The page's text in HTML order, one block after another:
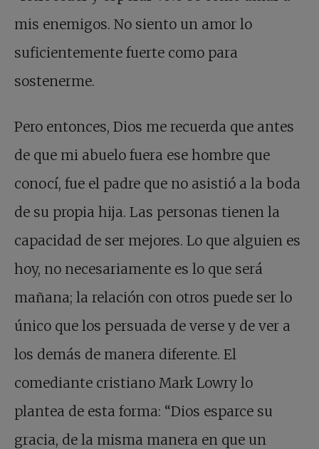
mis enemigos. No siento un amor lo
suficientemente fuerte como para
sostenerme.
Pero entonces, Dios me recuerda que antes
de que mi abuelo fuera ese hombre que
conocí, fue el padre que no asistió a la boda
de su propia hija. Las personas tienen la
capacidad de ser mejores. Lo que alguien es
hoy, no necesariamente es lo que será
mañana; la relación con otros puede ser lo
único que los persuada de verse y de ver a
los demás de manera diferente. El
comediante cristiano Mark Lowry lo
plantea de esta forma: “Dios esparce su
gracia, de la misma manera en que un